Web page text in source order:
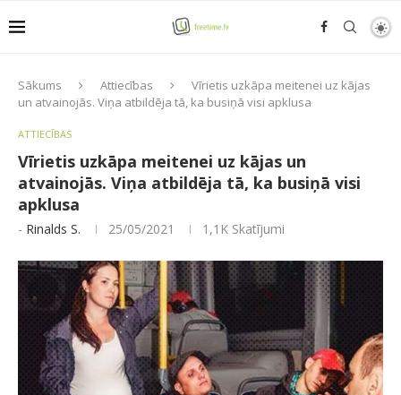
Sākums Attiecības
Vīrietis uzkāpa meitenei uz kājas
un atvainojās. Viņa atbildēja tā, ka busiņā visi apklusa
ATTIECĪBAS
Vīrietis uzkāpa meitenei uz kājas un
atvainojās. Viņa atbildēja tā, ka busiņā visi
apklusa
- Rinalds S. 25/05/2021 1,1K Skatījumi